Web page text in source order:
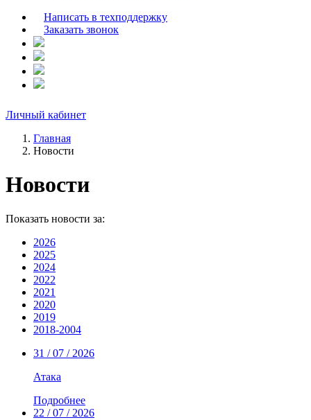
Написать в техподдержку
Заказать звонок
Личный кабинет
Главная
Новости
Новости
Показать новости за:
2026
2025
2024
2022
2021
2020
2019
2018-2004
31 / 07 / 2026
Атака
Подробнее
22 / 07 / 2026